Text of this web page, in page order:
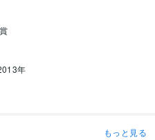
年
もっと見る